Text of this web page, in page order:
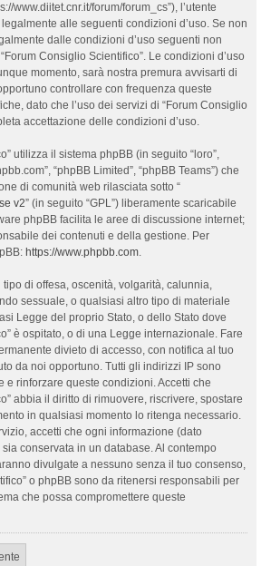
www.diitet.cnr.it/forum/forum_cs”), l’utente
alle seguenti condizioni d’uso. Se non
dalle condizioni d’uso seguenti non
Consiglio Scientifico”. Le condizioni d’uso
momento, sarà nostra premura avvisarti di
controllare con frequenza queste
dato che l’uso dei servizi di “Forum Consiglio
accettazione delle condizioni d’uso.
utilizza il sistema phpBB (in seguito “loro”,
“phpBB Limited”, “phpBB Teams”) che
di comunità web rilasciata sotto “
v2” (in seguito “GPL”) liberamente scaricabile
phpBB facilita le aree di discussione internet;
dei contenuti e della gestione. Per
https://www.phpbb.com.
di offesa, oscenità, volgarità, calunnia,
sessuale, o qualsiasi altro tipo di materiale
Legge del proprio Stato, o dello Stato dove
è ospitato, o di una Legge internazionale. Fare
divieto di accesso, con notifica al tuo
da noi opportuno. Tutti gli indirizzi IP sono
e rinforzare queste condizioni. Accetti che
abbia il diritto di rimuovere, riscrivere, spostare
in qualsiasi momento lo ritenga necessario.
accetti che ogni informazione (dato
conservata in un database. Al contempo
divulgate a nessuno senza il tuo consenso,
o phpBB sono da ritenersi responsabili per
che possa compromettere queste